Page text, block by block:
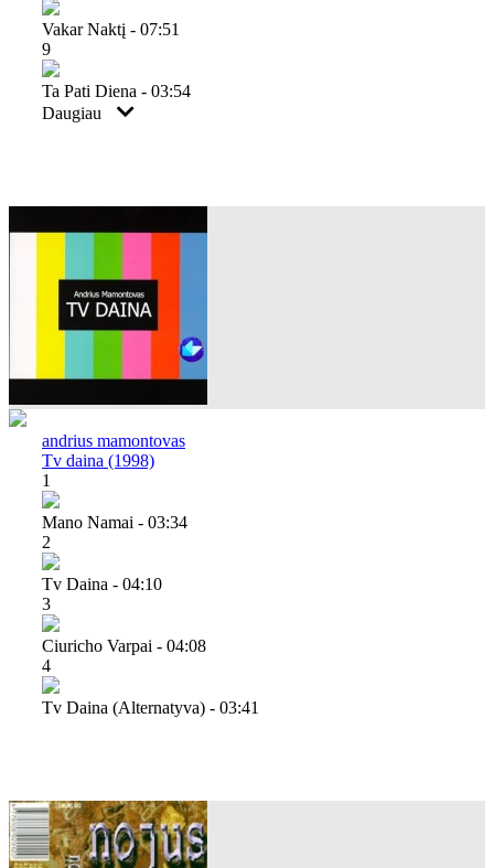
Vakar Naktį - 07:51
9
Ta Pati Diena - 03:54
Daugiau
andrius mamontovas
Tv daina (1998)
1
Mano Namai - 03:34
2
Tv Daina - 04:10
3
Ciuricho Varpai - 04:08
4
Tv Daina (alternatyva) - 03:41